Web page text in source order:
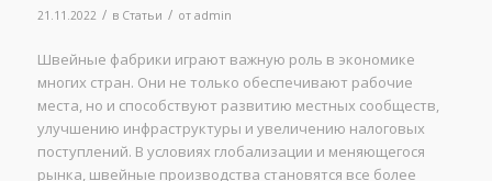
21.11.2022 / в Статьи / от admin
Швейные фабрики играют важную роль в экономике
многих стран. Они не только обеспечивают рабочие
места, но и способствуют развитию местных сообществ,
улучшению инфраструктуры и увеличению налоговых
поступлений. В условиях глобализации и меняющегося
рынка, швейные производства становятся все более